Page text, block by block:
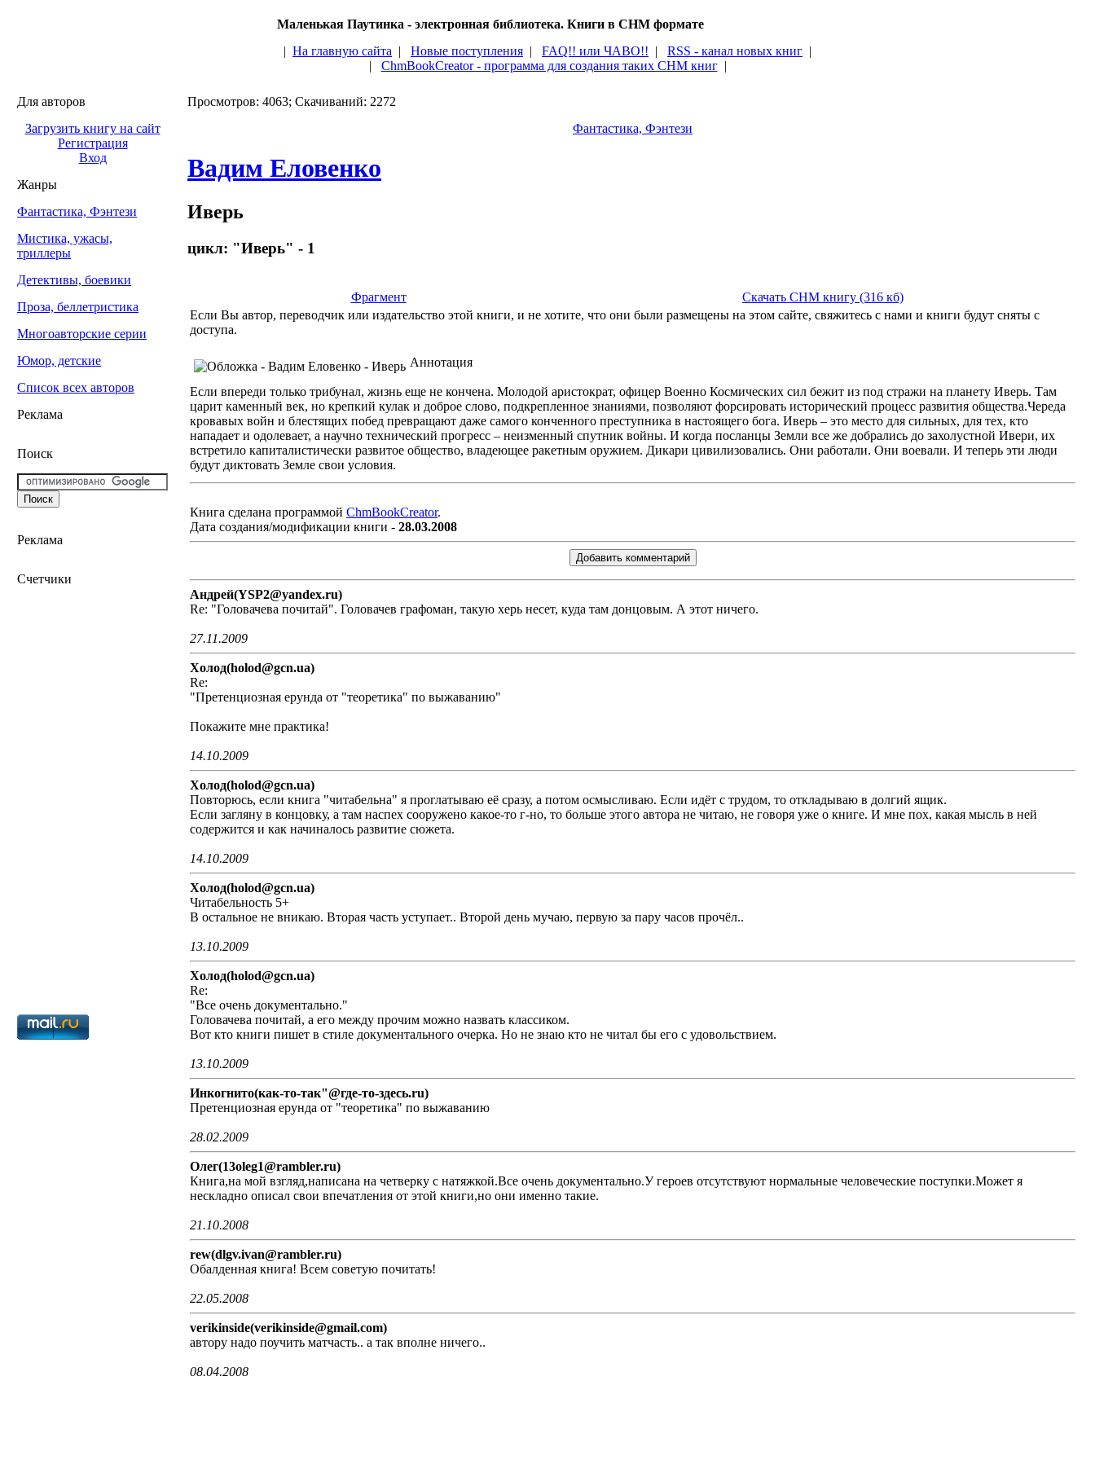
Маленькая Паутинка - электронная библиотека. Книги в CHM формате
| На главную сайта | Новые поступления | FAQ!! или ЧАВО!! | RSS - канал новых книг |
| ChmBookCreator - программа для создания таких CHM книг|
Для авторов
Загрузить книгу на сайт
Регистрация
Вход
Жанры
Фантастика, Фэнтези
Мистика, ужасы,
триллеры
Детективы, боевики
Проза, беллетристика
Многоавторские серии
Юмор, детские
Список всех авторов
Реклама
Поиск
Реклама
Счетчики
Просмотров: 4063; Скачиваний: 2272
Фантастика, Фэнтези
Вадим Еловенко
Иверь
цикл: "Иверь" - 1
Фрагмент
Скачать CHM книгу (316 кб)
Если Вы автор, переводчик или издательство этой книги, и не хотите, что они были размещены на этом сайте, свяжитесь с нами и книги будут сняты с
доступа.
Аннотация
Если впереди только трибунал, жизнь еще не кончена. Молодой аристократ, офицер Военно Космических сил бежит из под стражи на планету Иверь. Там
царит каменный век, но крепкий кулак и доброе слово, подкрепленное знаниями, позволяют форсировать исторический процесс развития общества.Череда
кровавых войн и блестящих побед превращают даже самого конченного преступника в настоящего бога. Иверь – это место для сильных, для тех, кто
нападает и одолевает, а научно технический прогресс – неизменный спутник войны. И когда посланцы Земли все же добрались до захолустной Ивери, их
встретило капиталистически развитое общество, владеющее ракетным оружием. Дикари цивилизовались. Они работали. Они воевали. И теперь эти люди
будут диктовать Земле свои условия.
Книга сделана программой ChmBookCreator.
Дата создания/модификации книги - 28.03.2008
Андрей(YSP2@yandex.ru)
Re: "Головачева почитай". Головачев графоман, такую херь несет, куда там донцовым. А этот ничего.
27.11.2009
Холод(holod@gcn.ua)
Re:
"Претенциозная ерунда от "теоретика" по выжаванию"
Покажите мне практика!
14.10.2009
Холод(holod@gcn.ua)
Повторюсь, если книга "читабельна" я проглатываю её сразу, а потом осмысливаю. Если идёт с трудом, то откладываю в долгий ящик.
Если загляну в концовку, а там наспех сооружено какое-то г-но, то больше этого автора не читаю, не говоря уже о книге. И мне пох, какая мысль в ней
содержится и как начиналось развитие сюжета.
14.10.2009
Холод(holod@gcn.ua)
Читабельность 5+
В остальное не вникаю. Вторая часть уступает.. Второй день мучаю, первую за пару часов прочёл..
13.10.2009
Холод(holod@gcn.ua)
Re:
"Все очень документально."
Головачева почитай, а его между прочим можно назвать классиком.
Вот кто книги пишет в стиле документального очерка. Но не знаю кто не читал бы его с удовольствием.
13.10.2009
Инкогнито(как-то-так"@где-то-здесь.ru)
Претенциозная ерунда от "теоретика" по выжаванию
28.02.2009
Олег(13oleg1@rambler.ru)
Книга,на мой взгляд,написана на четверку с натяжкой.Все очень документально.У героев отсутствуют нормальные человеческие поступки.Может я
нескладно описал свои впечатления от этой книги,но они именно такие.
21.10.2008
rew(dlgv.ivan@rambler.ru)
Обалденная книга! Всем советую почитать!
22.05.2008
verikinside(verikinside@gmail.com)
автору надо поучить матчасть.. а так вполне ничего..
08.04.2008